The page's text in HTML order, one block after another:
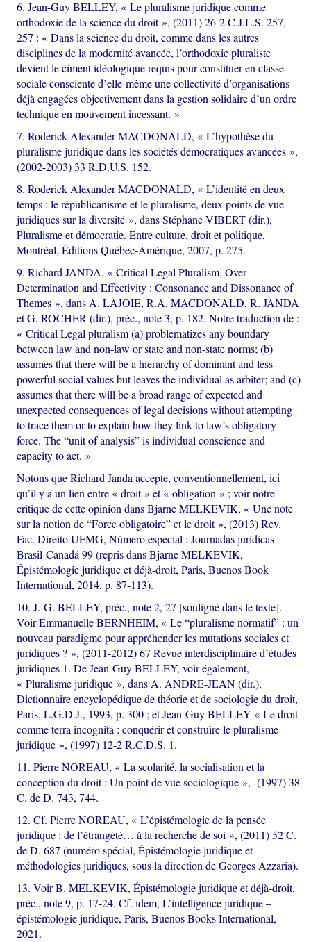
6. Jean-Guy BELLEY, « Le pluralisme juridique comme
orthodoxie de la science du droit », (2011) 26-2 C.J.L.S. 257,
257 : « Dans la science du droit, comme dans les autres
disciplines de la modernité avancée, l’orthodoxie pluraliste
devient le ciment idéologique requis pour constituer en classe
sociale consciente d’elle-même une collectivité d’organisations
déjà engagées objectivement dans la gestion solidaire d’un ordre
technique en mouvement incessant. »
7. Roderick Alexander MACDONALD, « L’hypothèse du
pluralisme juridique dans les sociétés démocratiques avancées »,
(2002-2003) 33 R.D.U.S. 152.
8. Roderick Alexander MACDONALD, « L’identité en deux
temps : le républicanisme et le pluralisme, deux points de vue
juridiques sur la diversité », dans Stéphane VIBERT (dir.),
Pluralisme et démocratie. Entre culture, droit et politique,
Montréal, Éditions Québec-Amérique, 2007, p. 275.
9. Richard JANDA, « Critical Legal Pluralism, Over-
Determination and Effectivity : Consonance and Dissonance of
Themes », dans A. LAJOIE, R.A. MACDONALD, R. JANDA
et G. ROCHER (dir.), préc., note 3, p. 182. Notre traduction de :
« Critical Legal pluralism (a) problematizes any boundary
between law and non-law or state and non-state norms; (b)
assumes that there will be a hierarchy of dominant and less
powerful social values but leaves the individual as arbiter; and (c)
assumes that there will be a broad range of expected and
unexpected consequences of legal decisions without attempting
to trace them or to explain how they link to law’s obligatory
force. The “unit of analysis” is individual conscience and
capacity to act. »
Notons que Richard Janda accepte, conventionnellement, ici
qu’il y a un lien entre « droit » et « obligation » ; voir notre
critique de cette opinion dans Bjarne MELKEVIK, « Une note
sur la notion de “Force obligatoire” et le droit », (2013) Rev.
Fac. Direito UFMG, Número especial : Journadas jurídicas
Brasil-Canadá 99 (repris dans Bjarne MELKEVIK,
Épistémologie juridique et déjà-droit, Paris, Buenos Book
International, 2014, p. 87-113).
10. J.-G. BELLEY, préc., note 2, 27 [souligné dans le texte].
Voir Emmanuelle BERNHEIM, « Le “pluralisme normatif” : un
nouveau paradigme pour appréhender les mutations sociales et
juridiques ? », (2011-2012) 67 Revue interdisciplinaire d’études
juridiques 1. De Jean-Guy BELLEY, voir également,
« Pluralisme juridique », dans A. ANDRE-JEAN (dir.),
Dictionnaire encyclopédique de théorie et de sociologie du droit,
Paris, L.G.D.J., 1993, p. 300 ; et Jean-Guy BELLEY « Le droit
comme terra incognita : conquérir et construire le pluralisme
juridique », (1997) 12-2 R.C.D.S. 1.
11. Pierre NOREAU, « La scolarité, la socialisation et la
conception du droit : Un point de vue sociologique », (1997) 38
C. de D. 743, 744.
12. Cf. Pierre NOREAU, « L’épistémologie de la pensée
juridique : de l’étrangeté… à la recherche de soi », (2011) 52 C.
de D. 687 (numéro spécial, Épistémologie juridique et
méthodologies juridiques, sous la direction de Georges Azzaria).
13. Voir B. MELKEVIK, Épistémologie juridique et déjà-droit,
préc., note 9, p. 17-24. Cf. idem, L’intelligence juridique –
épistémologie juridique, Paris, Buenos Books International,
2021.